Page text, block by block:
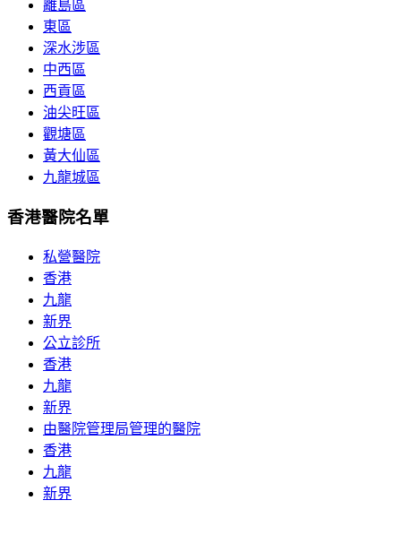
離島區
東區
深水涉區
中西區
西貢區
油尖旺區
觀塘區
黃大仙區
九龍城區
香港醫院名單
私營醫院
香港
九龍
新界
公立診所
香港
九龍
新界
由醫院管理局管理的醫院
香港
九龍
新界